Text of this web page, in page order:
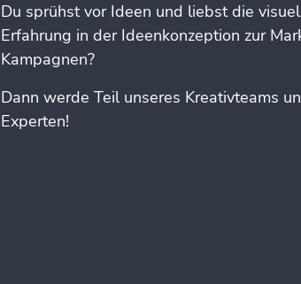
Du sprühst vor Ideen und liebst die
Erfahrung in der Ideenkonzeption zur
Kampagnen?
Dann werde Teil unseres Kreativteams
Experten!